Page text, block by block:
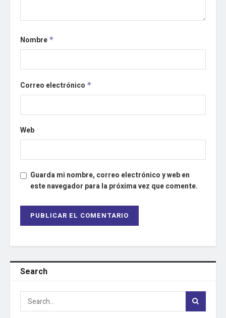
Nombre *
Correo electrónico *
Web
Guarda mi nombre, correo electrónico y web en
este navegador para la próxima vez que comente.
Search